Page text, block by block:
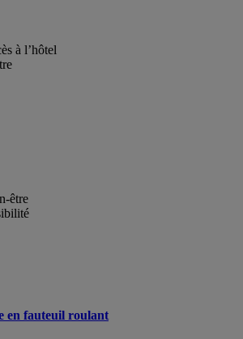
à l’hôtel
être
en fauteuil roulant